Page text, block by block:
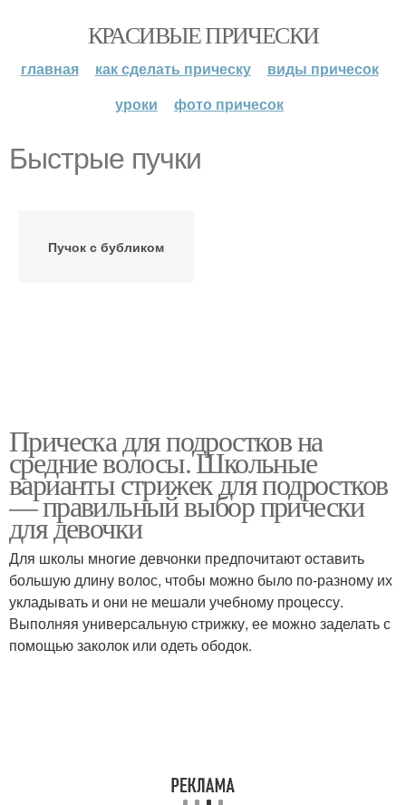
КРАСИВЫЕ ПРИЧЕСКИ
главная как сделать прическу
виды причесок
уроки
фото причесок
Быстрые пучки
Пучок с бубликом
Прическа для подростков на
средние волосы. Школьные
варианты стрижек для подростков
— правильный выбор прически
для девочки
Для школы многие девчонки предпочитают оставить
большую длину волос, чтобы можно было по-разному их
укладывать и они не мешали учебному процессу.
Выполняя универсальную стрижку, ее можно заделать с
помощью заколок или одеть ободок.